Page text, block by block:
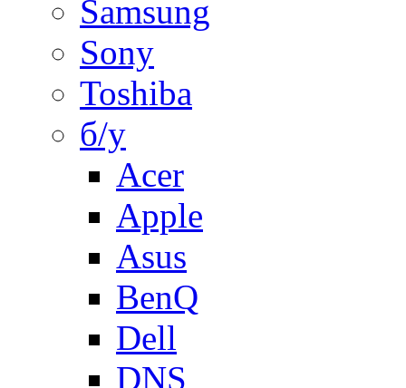
Samsung
Sony
Toshiba
б/у
Acer
Apple
Asus
BenQ
Dell
DNS